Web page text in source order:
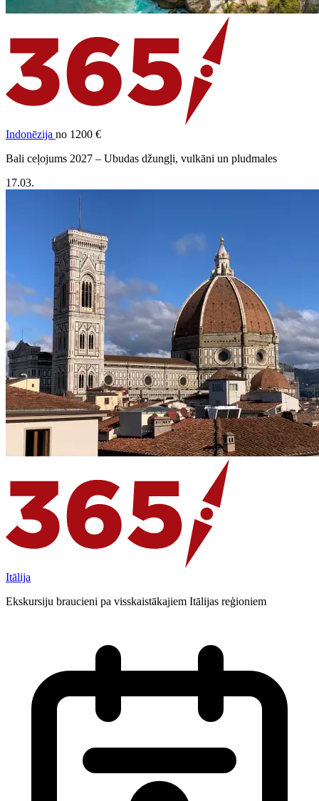
Indonēzija no 1200 €
Bali ceļojums 2027 – Ubudas džungļi, vulkāni un pludmales
17.03.
Itālija
Ekskursiju braucieni pa visskaistākajiem Itālijas reģioniem